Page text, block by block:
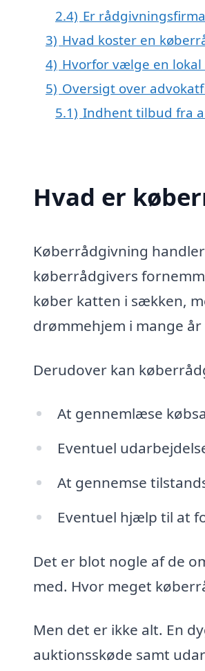
2.4) Er
3) Hvad koster en
4) Hvorfor vælge en
5) Oversigt over
5.1) Indhent tilbud fra
Hvad er
Køberrådgivning
køberrådgivers
køber katten i sækken,
drømmehjem i mange
Derudover kan
At gennemlæse
Eventuel
At gennemse
Eventuel hjælp til at
Det er blot nogle af de
med. Hvor meget
Men det er ikke alt. En
auktionsskøde samt